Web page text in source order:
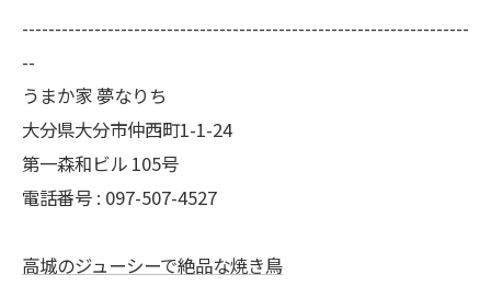
--------------------------------------------------------------------
--
うまか家 夢なりち
大分県大分市仲西町1-1-24
第一森和ビル 105号
電話番号 : 097-507-4527
高城のジューシーで絶品な焼き鳥